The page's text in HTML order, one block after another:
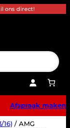
ons direct!
Afspraak maken
16) / AMG